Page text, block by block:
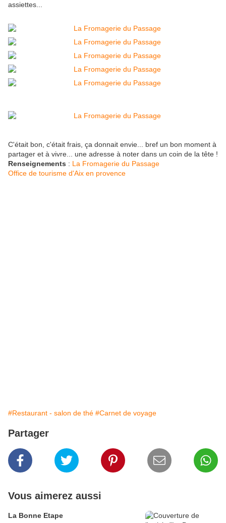
assiettes...
C'était bon, c'était frais, ça donnait envie... bref un bon moment à
partager et à vivre... une adresse à noter dans un coin de la tête !
Renseignements : La Fromagerie du Passage
Office de tourisme d'Aix en provence
#Restaurant - salon de thé #Carnet de voyage
Partager
Vous aimerez aussi
La Bonne Etape